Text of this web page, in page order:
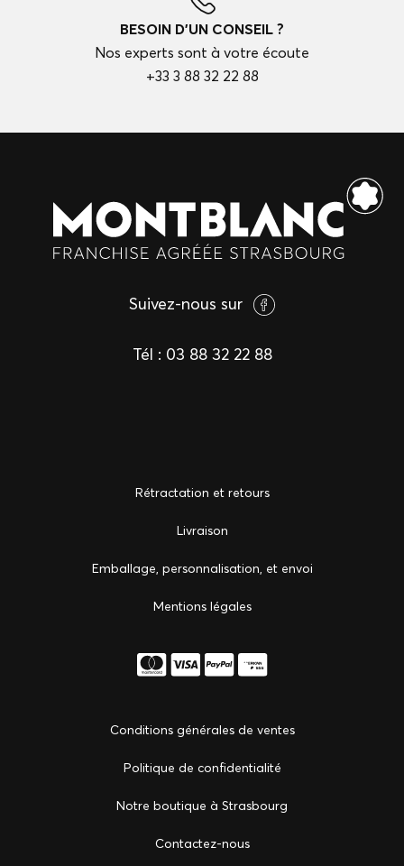
BESOIN D'UN CONSEIL ?
Nos experts sont à votre écoute
+33 3 88 32 22 88
Suivez-nous sur
Tél : 03 88 32 22 88
Rétractation et retours
Livraison
Emballage, personnalisation, et envoi
Mentions légales
Conditions générales de ventes
Politique de confidentialité
Notre boutique à Strasbourg
Сontactez-nous